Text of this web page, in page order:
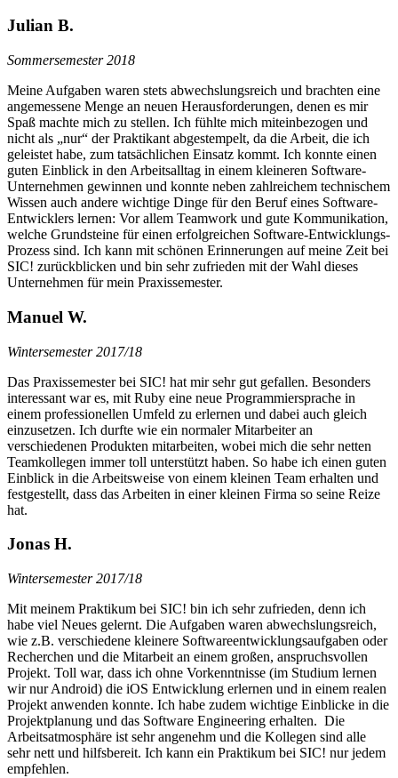
Julian B.
Sommersemester 2018
Meine Aufgaben waren stets abwechslungsreich und brachten eine
angemessene Menge an neuen Herausforderungen, denen es mir
Spaß machte mich zu stellen. Ich fühlte mich miteinbezogen und
nicht als „nur“ der Praktikant abgestempelt, da die Arbeit, die ich
geleistet habe, zum tatsächlichen Einsatz kommt. Ich konnte einen
guten Einblick in den Arbeitsalltag in einem kleineren Software-
Unternehmen gewinnen und konnte neben zahlreichem technischem
Wissen auch andere wichtige Dinge für den Beruf eines Software-
Entwicklers lernen: Vor allem Teamwork und gute Kommunikation,
welche Grundsteine für einen erfolgreichen Software-Entwicklungs-
Prozess sind. Ich kann mit schönen Erinnerungen auf meine Zeit bei
SIC! zurückblicken und bin sehr zufrieden mit der Wahl dieses
Unternehmen für mein Praxissemester.
Manuel W.
Wintersemester 2017/18
Das Praxissemester bei SIC! hat mir sehr gut gefallen. Besonders
interessant war es, mit Ruby eine neue Programmiersprache in
einem professionellen Umfeld zu erlernen und dabei auch gleich
einzusetzen. Ich durfte wie ein normaler Mitarbeiter an
verschiedenen Produkten mitarbeiten, wobei mich die sehr netten
Teamkollegen immer toll unterstützt haben. So habe ich einen guten
Einblick in die Arbeitsweise von einem kleinen Team erhalten und
festgestellt, dass das Arbeiten in einer kleinen Firma so seine Reize
hat.
Jonas H.
Wintersemester 2017/18
Mit meinem Praktikum bei SIC! bin ich sehr zufrieden, denn ich
habe viel Neues gelernt. Die Aufgaben waren abwechslungsreich,
wie z.B. verschiedene kleinere Softwareentwicklungsaufgaben oder
Recherchen und die Mitarbeit an einem großen, anspruchsvollen
Projekt. Toll war, dass ich ohne Vorkenntnisse (im Studium lernen
wir nur Android) die iOS Entwicklung erlernen und in einem realen
Projekt anwenden konnte. Ich habe zudem wichtige Einblicke in die
Projektplanung und das Software Engineering erhalten. Die
Arbeitsatmosphäre ist sehr angenehm und die Kollegen sind alle
sehr nett und hilfsbereit. Ich kann ein Praktikum bei SIC! nur jedem
empfehlen.